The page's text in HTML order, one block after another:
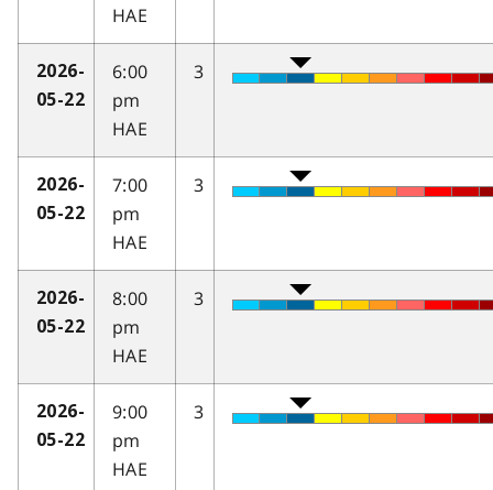
HAE
2026-
05-22
6:00
pm
HAE
3
2026-
05-22
7:00
pm
HAE
3
2026-
05-22
8:00
pm
HAE
3
2026-
05-22
9:00
pm
HAE
3